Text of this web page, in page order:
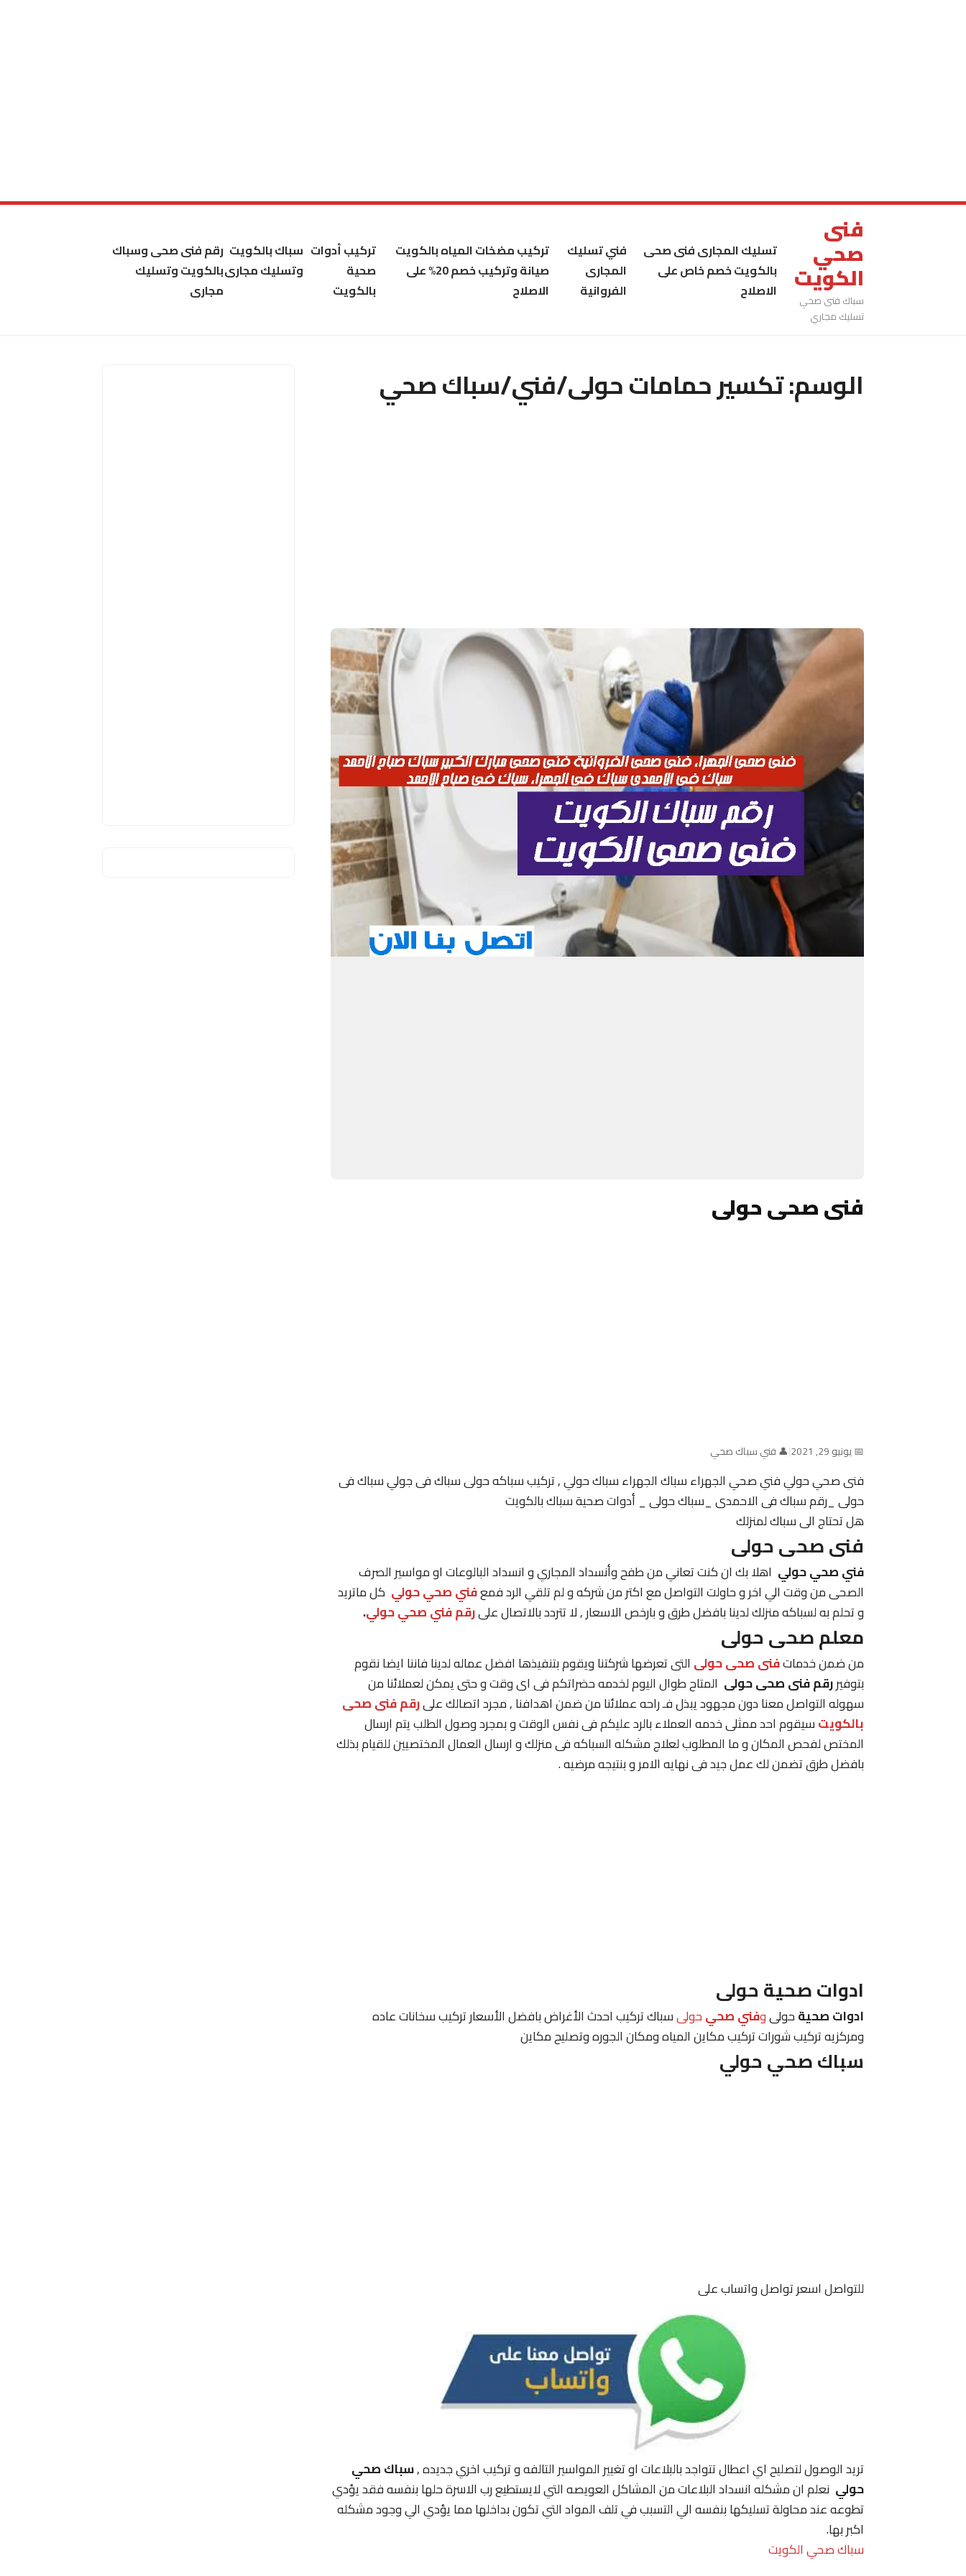
فنى
صحي
الكويت
سباك فنى صحي
تسليك مجاري
تسليك المجارى فنى صحى
بالكويت خصم خاص على
الاصلاح
فني تسليك
المجارى
الفروانية
تركيب مضخات المياه بالكويت
صيانة وتركيب خصم 20% على
الاصلاح
تركيب أدوات
صحية
بالكويت
سباك بالكويت
وتسليك مجارى
رقم فنى صحى وسباك
بالكويت وتسليك
مجارى
الوسم:تكسير حمامات حولى/فني/سباك صحي
فنى صحى حولى
📅 يونيو 29, 2021 |👤 فني سباك صحي
فنى صحي حولي فني صحي الجهراء سباك الجهراء سباك حولي , تركيب سباكه حولى سباك فى جولي سباك فى
حولى _رقم سباك فى الاحمدى _سباك حولى _ أدوات صحية سباك بالكويت
هل تحتاج الى سباك لمنزلك
فنى صحى حولى
فني صحي حولي اهلا بك ان كنت تعاني من طفح وأنسداد المجاري و انسداد البالوعات او مواسير الصرف
الصحى من وقت الي اخر و حاولت التواصل مع اكتر من شركه و لم تلقي الرد فمعفني صحي حولي كل ماتريد
و تحلم به لسباكه منزلك لدينا بافضل طرق و بارخص الاسعار , لا تتردد بالاتصال علىرقمفني صحي حولي.
معلم صحى حولى
من ضمن خدماتفنى صحى حولى التى تعرضها شركتنا ويقوم بتنفيذها افضل عماله لدينا فاننا ايضا نقوم
بتوفيررقم فنى صحى حولى المتاح طوال اليوم لخدمه حضراتكم فى اى وقت و حتى يمكن لعملائنا من
سهوله التواصل معنا دون مجهود يبذل فـ راحه عملائنا من ضمن اهدافنا , مجرد اتصالك علىرقم فنى صحى
بالكويتسيقوم احد ممثلى خدمه العملاء بالرد عليكم فى نفس الوقت و بمجرد وصول الطلب يتم ارسال
المختص لفحص المكان و ما المطلوب لعلاج مشكله السباكه فى منزلك و ارسال العمال المختصيين للقيام بذلك
بافضل طرق تضمن لك عمل جيد فى نهايه الامر و بنتيجه مرضيه .
ادوات صحية حولى
ادوات صحيةحولىوفني صحيحولىسباك تركيب احدث الأغراض بافضل الأسعار تركيب سخانات عاده
ومركزيه تركيب شورات تركيب مكاين المياه ومكان الجوره وتصليح مكاين
سباك صحي حولي
للتواصل اسعر تواصل واتساب على
تريد الوصول لتصليح اي اعطال تتواجد بالبلاعات او تغيير المواسير التالفه و تركيب اخري جديده ,سباك صحي
حولي نعلم ان مشكله انسداد البلاعات من المشاكل العويصه التي لايستطيع رب الاسرة حلها بنفسه فقد يؤدي
تطوعه عند محاولة تسليكها بنفسه الي التسبب في تلف المواد التي تكون بداخلها مما يؤدي الي وجود مشكله
اكبر بها.
سباك صحي الكويت